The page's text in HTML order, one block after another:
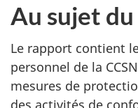
Au sujet
Le rapport contient
personnel de la
mesures de
des activités de